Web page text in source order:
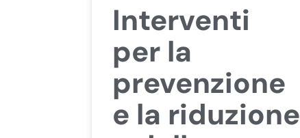
Interventi
per la
prevenzione
e la riduzione